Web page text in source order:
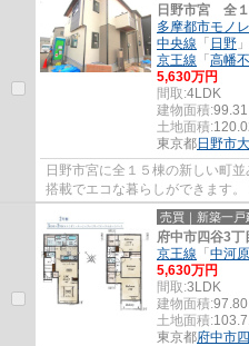
日野市宮 全
多摩都市モノ
中央線 「 日野
京王線 「 高幡
5,630万円
間取:4LDK
建物面積:
土地面積:
東京都日野市
日野市宮に全１５棟の新しい町
搭載でエコな暮らしができます
よります）たっぷり収納ができる
売買｜新築一戸
府中市四谷3
京王線 「 中河原
5,630万円
間取:3LDK
建物面積:
土地面積:
東京都府中市